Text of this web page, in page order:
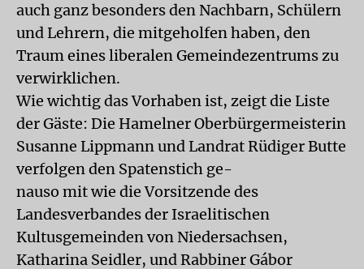
auch ganz besonders den Nachbarn, Schülern
und Lehrern, die mitgeholfen haben, den
Traum eines liberalen Gemeindezentrums zu
verwirklichen.
Wie wichtig das Vorhaben ist, zeigt die Liste
der Gäste: Die Hamelner Oberbürgermeisterin
Susanne Lippmann und Landrat Rüdiger Butte
verfolgen den Spatenstich ge-
nauso mit wie die Vorsitzende des
Landesverbandes der Israelitischen
Kultusgemeinden von Niedersachsen,
Katharina Seidler, und Rabbiner Gábor